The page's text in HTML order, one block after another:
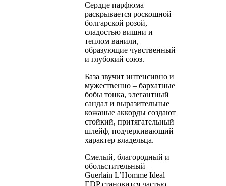
Сердце парфюма
раскрывается роскошной
болгарской розой,
сладостью вишни и
теплом ванили,
образующие чувственный
и глубокий союз.
База звучит интенсивно и
мужественно – бархатные
бобы тонка, элегантный
сандал и выразительные
кожаные аккорды создают
стойкий, притягательный
шлейф, подчеркивающий
характер владельца.
Смелый, благородный и
обольстительный –
Guerlain L’Homme Ideal